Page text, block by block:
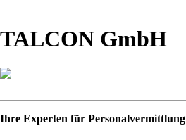
TALCON GmbH
Ihre Experten für Personalvermittlung